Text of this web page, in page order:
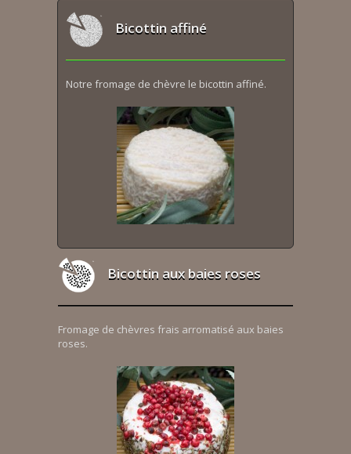
Bicottin affiné
Notre fromage de chèvre le bicottin affiné.
Bicottin aux baies roses
Fromage de chèvres frais arromatisé aux baies
roses.